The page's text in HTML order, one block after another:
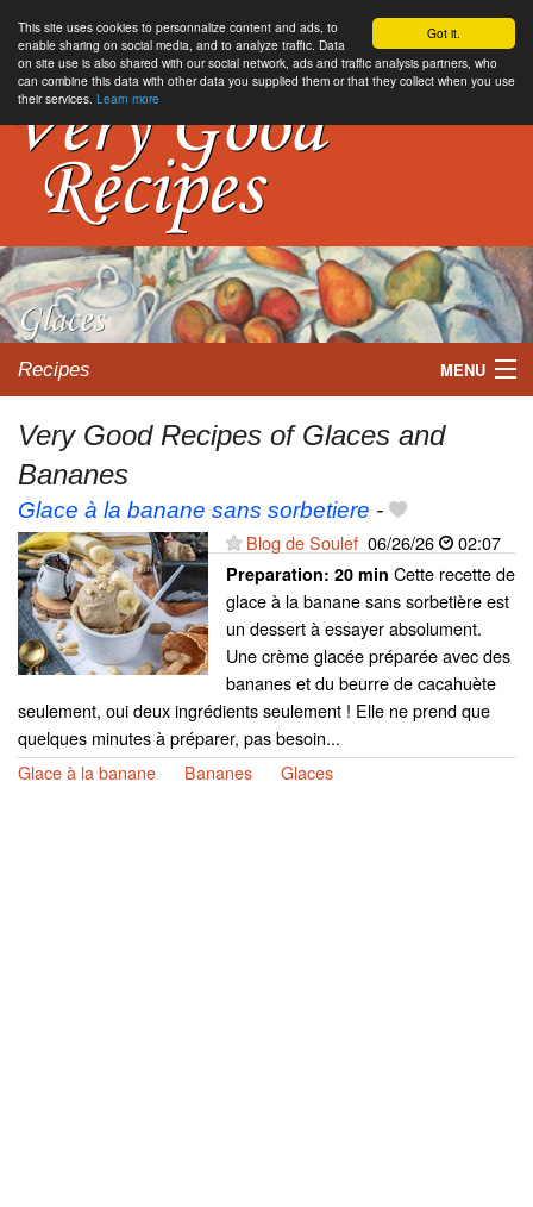
Got it.
This site uses cookies to personnalize content and ads, to
enable sharing on social media, and to analyze traffic. Data
on site use is also shared with our social network, ads and traffic analysis partners, who
can combine this data with other data you supplied them or that they collect when you use
their services. Learn more
Recipes MENU
Very Good Recipes of Glaces and
Bananes
Glace à la banane sans sorbetiere -
Blog de Soulef 06/26/26 02:07
Preparation: 20 min Cette recette de
glace à la banane sans sorbetière est
un dessert à essayer absolument.
Une crème glacée préparée avec des
bananes et du beurre de cacahuète
seulement, oui deux ingrédients seulement ! Elle ne prend que
quelques minutes à préparer, pas besoin...
Glace à la banane
Bananes Glaces